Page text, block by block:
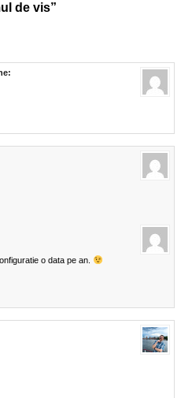
de vis”
o data pe an.